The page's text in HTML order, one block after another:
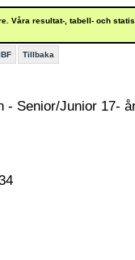
Våra resultat-, tabell- och
Tillbaka
- Senior/Junior 17-